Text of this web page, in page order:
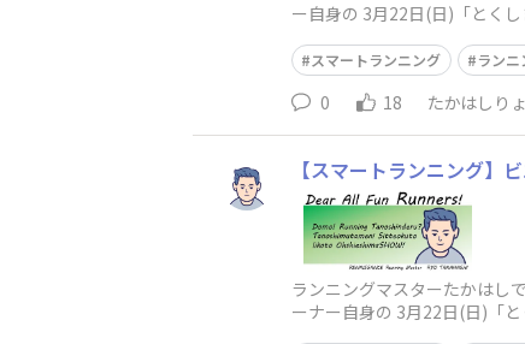
ー自身の 3月22日(日)「とく
スマートランニング ランニ
0 18 たかはしり
【スマートランニング】
ランニングマスターたかはし
ーナー自身の 3月22日(日)「